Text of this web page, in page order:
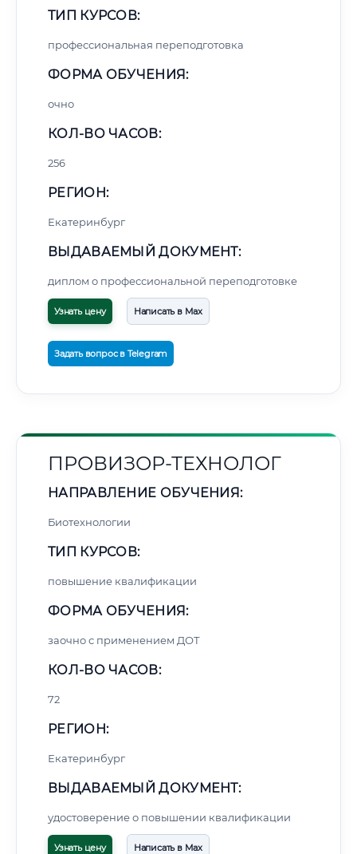
ТИП КУРСОВ:
профессиональная переподготовка
ФОРМА ОБУЧЕНИЯ:
очно
КОЛ-ВО ЧАСОВ:
256
РЕГИОН:
Екатеринбург
ВЫДАВАЕМЫЙ ДОКУМЕНТ:
диплом о профессиональной переподготовке
Узнать цену Написать в Max
Задать вопрос в Telegram
ПРОВИЗОР-ТЕХНОЛОГ
НАПРАВЛЕНИЕ ОБУЧЕНИЯ:
Биотехнологии
ТИП КУРСОВ:
повышение квалификации
ФОРМА ОБУЧЕНИЯ:
заочно с применением ДОТ
КОЛ-ВО ЧАСОВ:
72
РЕГИОН:
Екатеринбург
ВЫДАВАЕМЫЙ ДОКУМЕНТ:
удостоверение о повышении квалификации
Узнать цену Написать в Max